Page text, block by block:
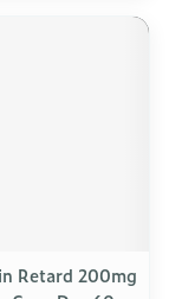
Retard 200mg